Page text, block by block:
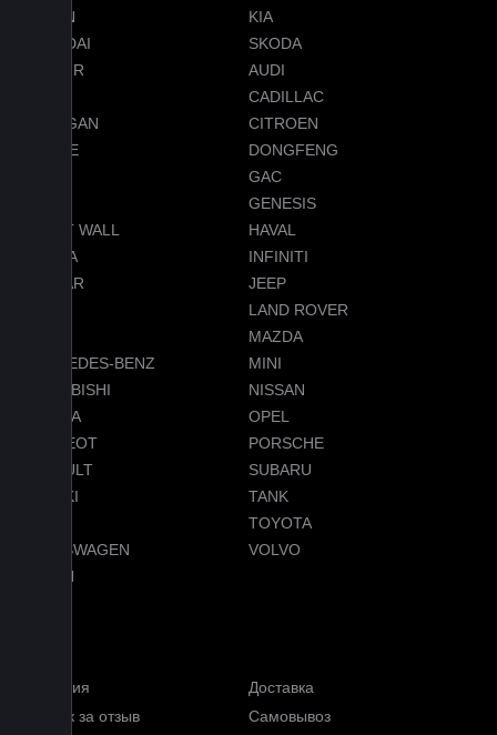
RAVON
KIA
HYUNDAI
SKODA
JETOUR
AUDI
CADILLAC
CHANGAN
CITROEN
DODGE
DONGFENG
GAC
GENESIS
GREAT WALL
HAVAL
HONDA
INFINITI
JAGUAR
JEEP
LAND ROVER
MAZDA
MERCEDES-BENZ
MINI
MITSUBISHI
NISSAN
OMODA
OPEL
PEUGEOT
PORSCHE
RENAULT
SUBARU
SUZUKI
TANK
TOYOTA
VOLKSWAGEN
VOLVO
VOYAH
Гарантия
Доставка
Кэшбэк за отзыв
Самовывоз